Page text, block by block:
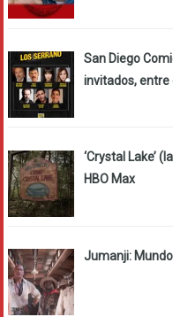
San Diego
invitados, entre
‘Crystal Lake’
HBO Max
Jumanji: